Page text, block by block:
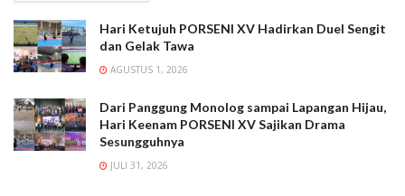
Hari Ketujuh PORSENI XV Hadirkan Duel Sengit
dan Gelak Tawa
AGUSTUS 1, 2026
Dari Panggung Monolog sampai Lapangan Hijau,
Hari Keenam PORSENI XV Sajikan Drama
Sesungguhnya
JULI 31, 2026